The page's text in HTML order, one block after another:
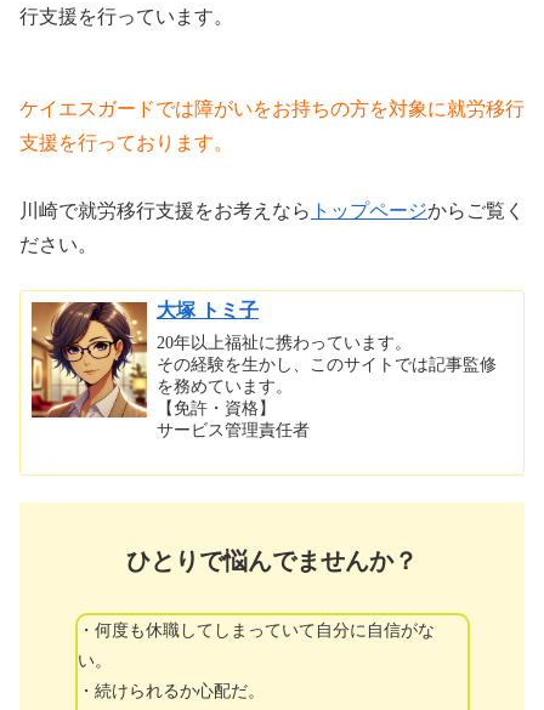
行支援を行っています。
ケイエスガードでは障がいをお持ちの方を対象に就労移行
支援を行っております。
川崎で就労移行支援をお考えなら トップページからご覧く
ださい。
大塚 トミ子
20年以上福祉に携わっています。
その経験を生かし、このサイトでは記事監修
を務めています。
【免許・資格】
サービス管理責任者
ひとりで悩んでませんか？
・何度も休職してしまっていて自分に自信がな
い。
・続けられるか心配だ。